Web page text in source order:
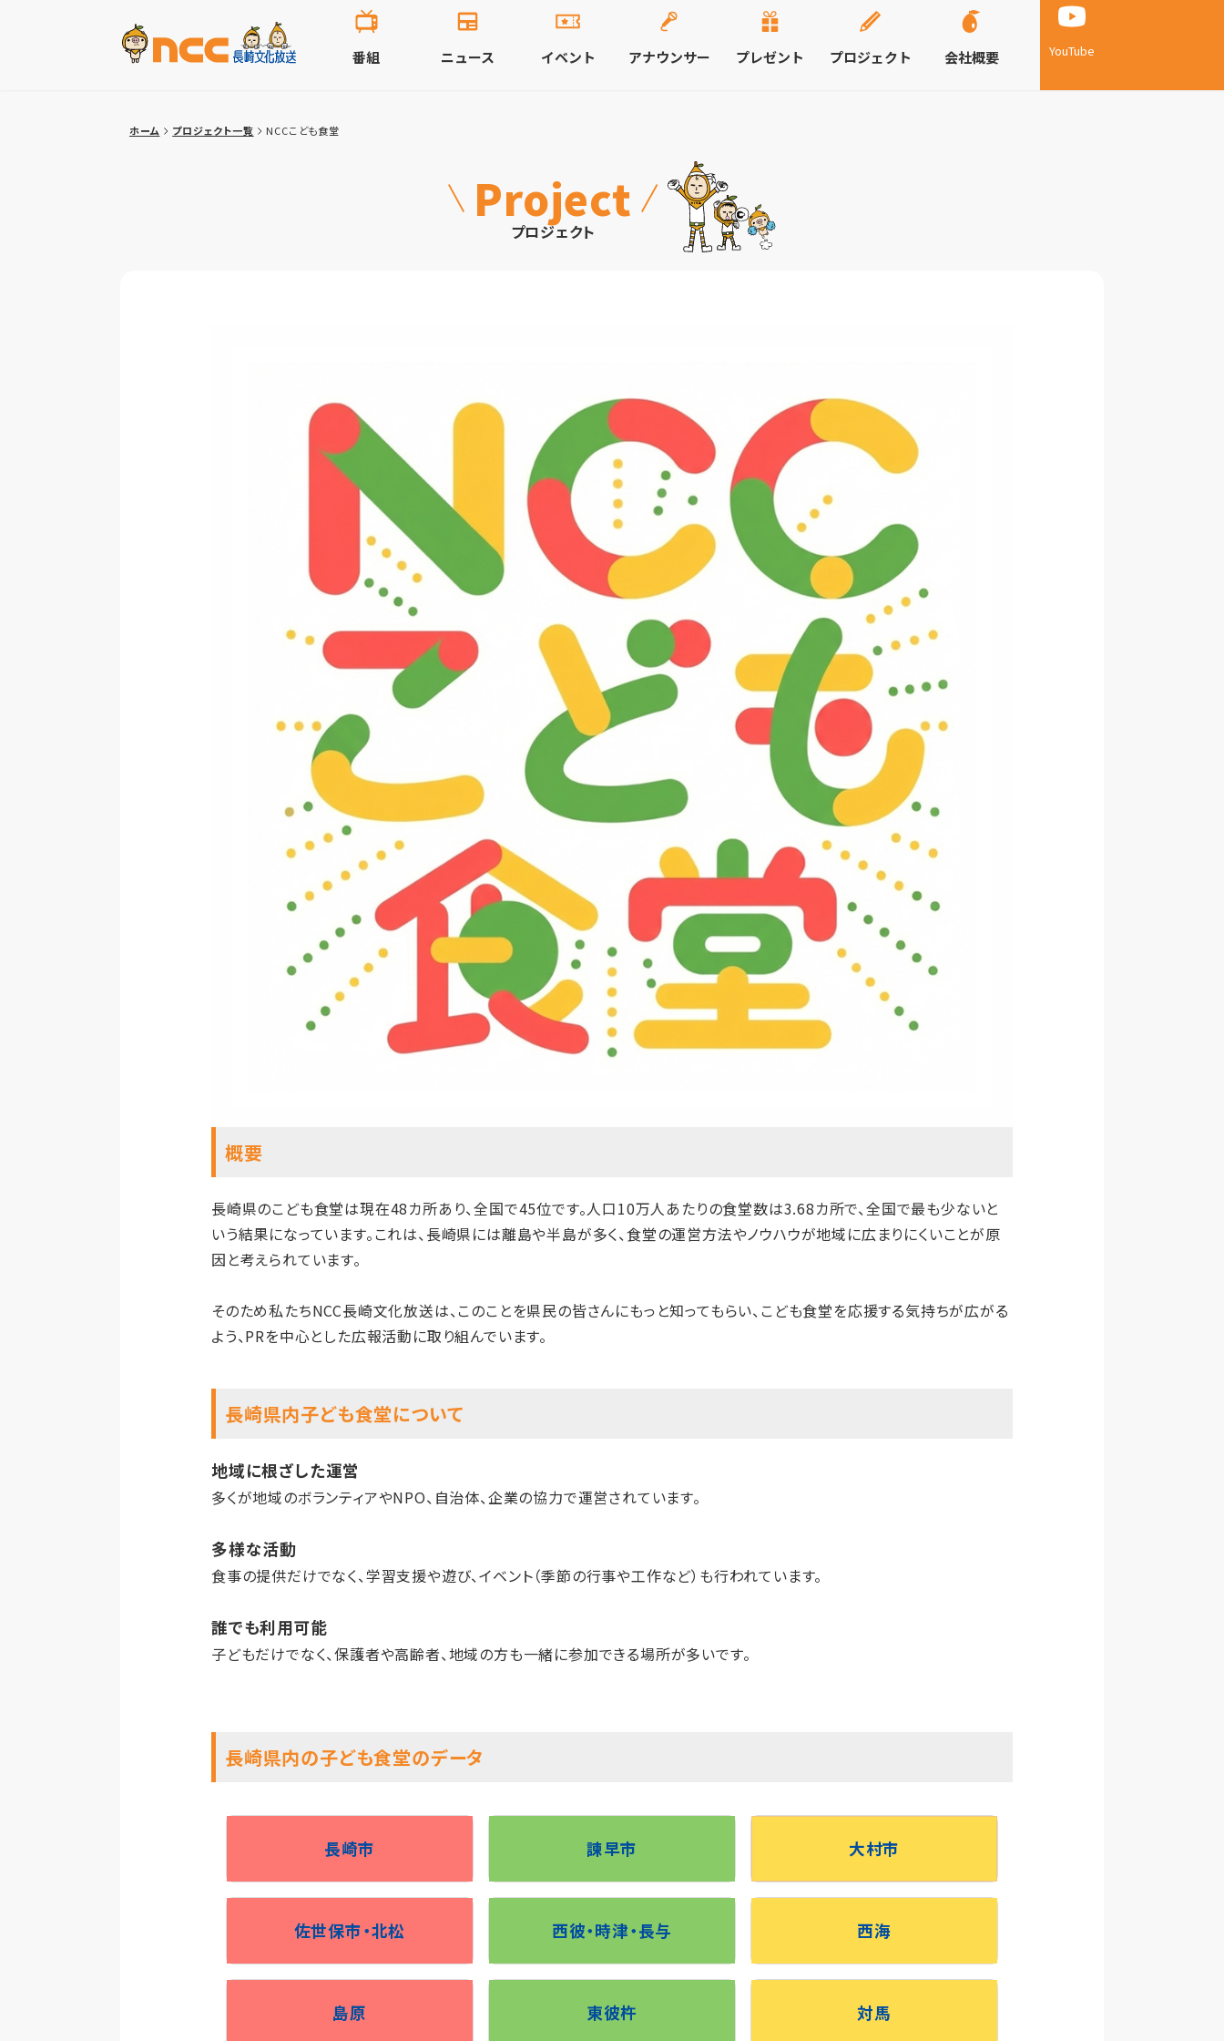
YouTube
番組 ニュース イベント アナウンサー プレゼント プロジェクト 会社概要
ホーム プロジェクト一覧 NCCこども食堂
Project
プロジェクト
概要
長崎県のこども食堂は現在48カ所あり、全国で45位です。人口10万人あたりの食堂数は3.68カ所で、全国で最も少ないと
いう結果になっています。これは、長崎県には離島や半島が多く、食堂の運営方法やノウハウが地域に広まりにくいことが原
因と考えられています。
そのため私たちNCC長崎文化放送は、このことを県民の皆さんにもっと知ってもらい、こども食堂を応援する気持ちが広がる
よう、PRを中心とした広報活動に取り組んでいます。
長崎県内子ども食堂について
地域に根ざした運営
多くが地域のボランティアやNPO、自治体、企業の協力で運営されています。
多様な活動
食事の提供だけでなく、学習支援や遊び、イベント（季節の行事や工作など）も行われています。
誰でも利用可能
子どもだけでなく、保護者や高齢者、地域の方も一緒に参加できる場所が多いです。
長崎県内の子ども食堂のデータ
長崎市 諫早市 大村市
佐世保市・北松 西彼・時津・長与 西海
島原 東彼杵 対馬